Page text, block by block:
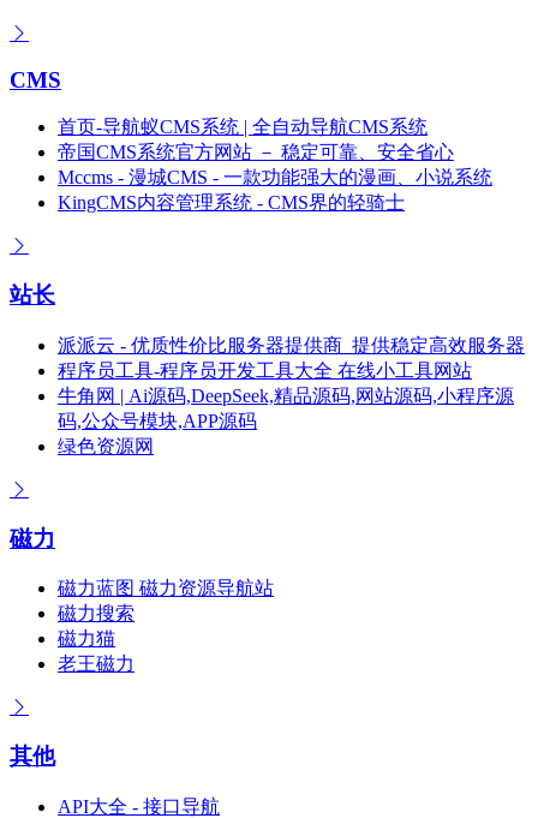
CMS
首页-导航蚁CMS系统 | 全自动导航CMS系统
帝国CMS系统官方网站 － 稳定可靠、安全省心
Mccms - 漫城CMS - 一款功能强大的漫画、小说系统
KingCMS内容管理系统 - CMS界的轻骑士
站长
派派云 - 优质性价比服务器提供商_提供稳定高效服务器
程序员工具-程序员开发工具大全 在线小工具网站
牛角网 | Ai源码,DeepSeek,精品源码,网站源码,小程序源
码,公众号模块,APP源码
绿色资源网
磁力
磁力蓝图 磁力资源导航站
磁力搜索
磁力猫
老王磁力
其他
API大全 - 接口导航